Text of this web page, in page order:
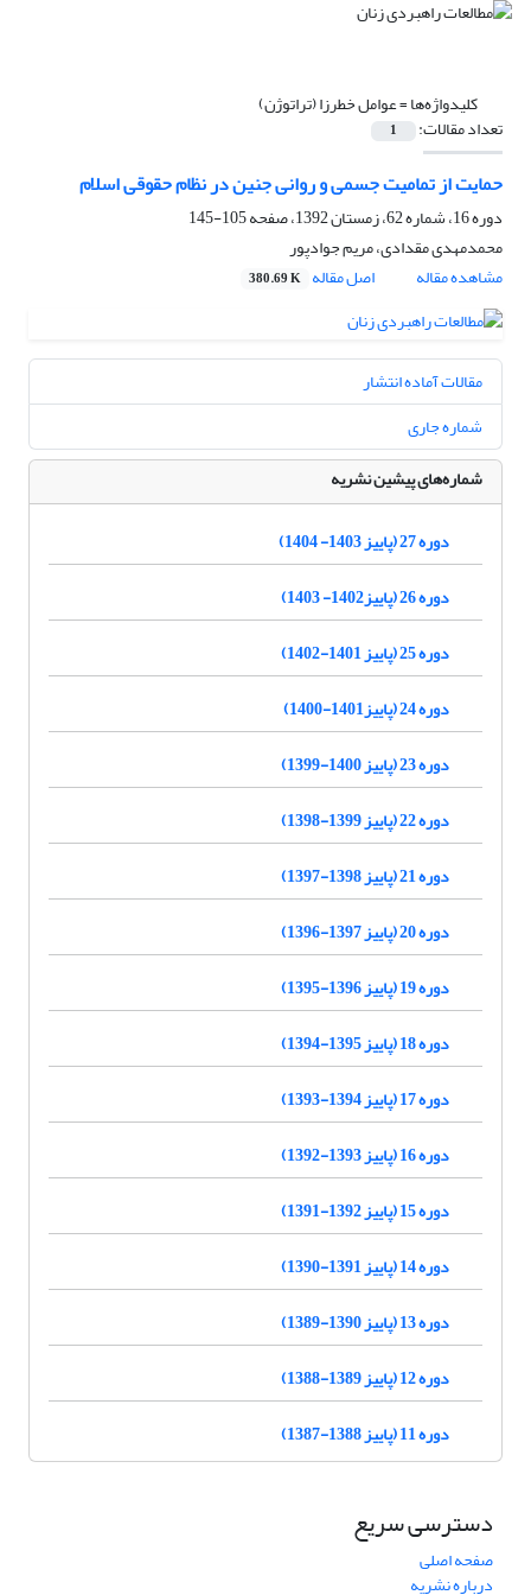
کلیدواژه‌ها =عوامل خطرزا (تراتوژن)
تعداد مقالات: 1
حمایت از تمامیت جسمی و روانی جنین در نظام حقوقی اسلام
دوره 16، شماره 62، زمستان 1392، صفحه
105-145
محمدمهدی مقدادی، مریم جوادپور
مشاهده مقاله
اصل مقاله 380.69 K
مقالات آماده انتشار
شماره جاری
شماره‌های پیشین نشریه
دوره 27 (پاییز 1403- 1404)
دوره 26 (پاییز1402- 1403)
دوره 25 (پاییز 1401-1402)
دوره 24 (پاییز1401-1400)
دوره 23 (پاییز 1400-1399)
دوره 22 (پاییز 1399-1398)
دوره 21 (پاییز 1398-1397)
دوره 20 (پاییز 1397-1396)
دوره 19 (پاییز 1396-1395)
دوره 18 (پاییز 1395-1394)
دوره 17 (پاییز 1394-1393)
دوره 16 (پاییز 1393-1392)
دوره 15 (پاییز 1392-1391)
دوره 14 (پاییز 1391-1390)
دوره 13 (پاییز 1390-1389)
دوره 12 (پاییز 1389-1388)
دوره 11 (پاییز 1388-1387)
دسترسی سریع
صفحه اصلی
درباره نشریه